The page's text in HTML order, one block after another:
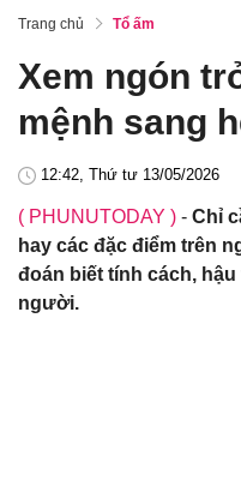
Trang chủ Tổ ấm
Xem ngón
mệnh sang
12:42, Thứ tư 13/05/2026
( PHUNUTODAY ) - Chỉ
hay các đặc điểm trên
đoán biết tính cách,
người.